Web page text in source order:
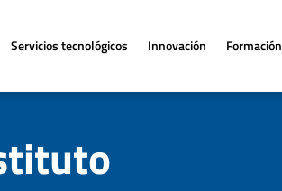
Servicios tecnológicos Innovación Formación